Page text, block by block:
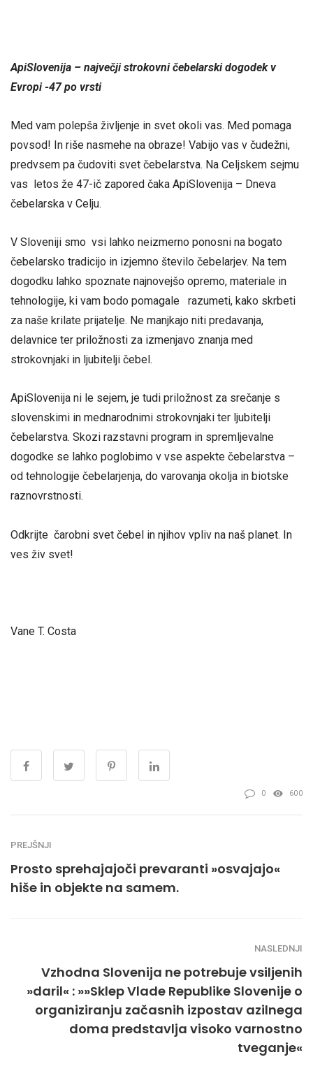
ApiSlovenija – največji strokovni čebelarski dogodek v
Evropi -47 po vrsti
Med vam polepša življenje in svet okoli vas. Med pomaga
povsod! In riše nasmehe na obraze! Vabijo vas v čudežni,
predvsem pa čudoviti svet čebelarstva. Na Celjskem sejmu
vas letos že 47-ič zapored čaka ApiSlovenija – Dneva
čebelarska v Celju.
V Sloveniji smo vsi lahko neizmerno ponosni na bogato
čebelarsko tradicijo in izjemno število čebelarjev. Na tem
dogodku lahko spoznate najnovejšo opremo, materiale in
tehnologije, ki vam bodo pomagale razumeti, kako skrbeti
za naše krilate prijatelje. Ne manjkajo niti predavanja,
delavnice ter priložnosti za izmenjavo znanja med
strokovnjaki in ljubitelji čebel.
ApiSlovenija ni le sejem, je tudi priložnost za srečanje s
slovenskimi in mednarodnimi strokovnjaki ter ljubitelji
čebelarstva. Skozi razstavni program in spremljevalne
dogodke se lahko poglobimo v vse aspekte čebelarstva –
od tehnologije čebelarjenja, do varovanja okolja in biotske
raznovrstnosti.
Odkrijte čarobni svet čebel in njihov vpliv na naš planet. In
ves živ svet!
Vane T. Costa
0 600
PREJŠNJI
Prosto sprehajajoči prevaranti »osvajajo«
hiše in objekte na samem.
NASLEDNJI
Vzhodna Slovenija ne potrebuje vsiljenih
»daril« : »»Sklep Vlade Republike Slovenije o
organiziranju začasnih izpostav azilnega
doma predstavlja visoko varnostno
tveganje«